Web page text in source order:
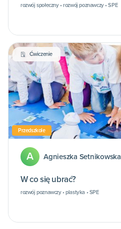
rozwój społeczny • rozwój poznawczy • SPE
Ćwiczenie
Przedszkole
A Agnieszka Setnikowska
W co się ubrać?
rozwój poznawczy • plastyka • SPE